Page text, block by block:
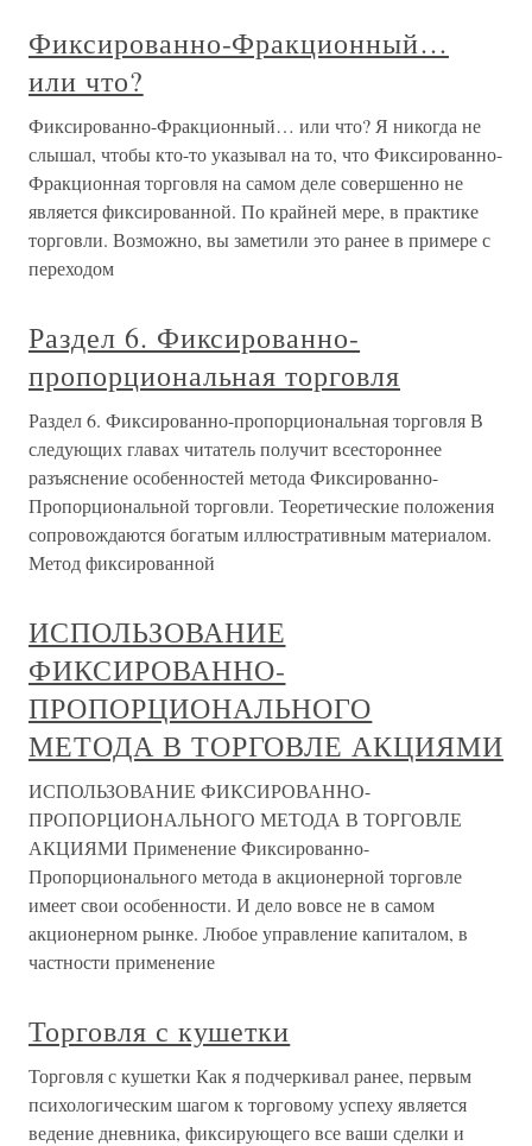
Фиксированно-Фракционный…
или что?
Фиксированно-Фракционный… или что? Я никогда не
слышал, чтобы кто-то указывал на то, что Фиксированно-
Фракционная торговля на самом деле совершенно не
является фиксированной. По крайней мере, в практике
торговли. Возможно, вы заметили это ранее в примере с
переходом
Раздел 6. Фиксированно-
пропорциональная торговля
Раздел 6. Фиксированно-пропорциональная торговля В
следующих главах читатель получит всестороннее
разъяснение особенностей метода Фиксированно-
Пропорциональной торговли. Теоретические положения
сопровождаются богатым иллюстративным материалом.
Метод фиксированной
ИСПОЛЬЗОВАНИЕ
ФИКСИРОВАННО-
ПРОПОРЦИОНАЛЬНОГО
МЕТОДА В ТОРГОВЛЕ АКЦИЯМИ
ИСПОЛЬЗОВАНИЕ ФИКСИРОВАННО-
ПРОПОРЦИОНАЛЬНОГО МЕТОДА В ТОРГОВЛЕ
АКЦИЯМИ Применение Фиксированно-
Пропорционального метода в акционерной торговле
имеет свои особенности. И дело вовсе не в самом
акционерном рынке. Любое управление капиталом, в
частности применение
Торговля с кушетки
Торговля с кушетки Как я подчеркивал ранее, первым
психологическим шагом к торговому успеху является
ведение дневника, фиксирующего все ваши сделки и